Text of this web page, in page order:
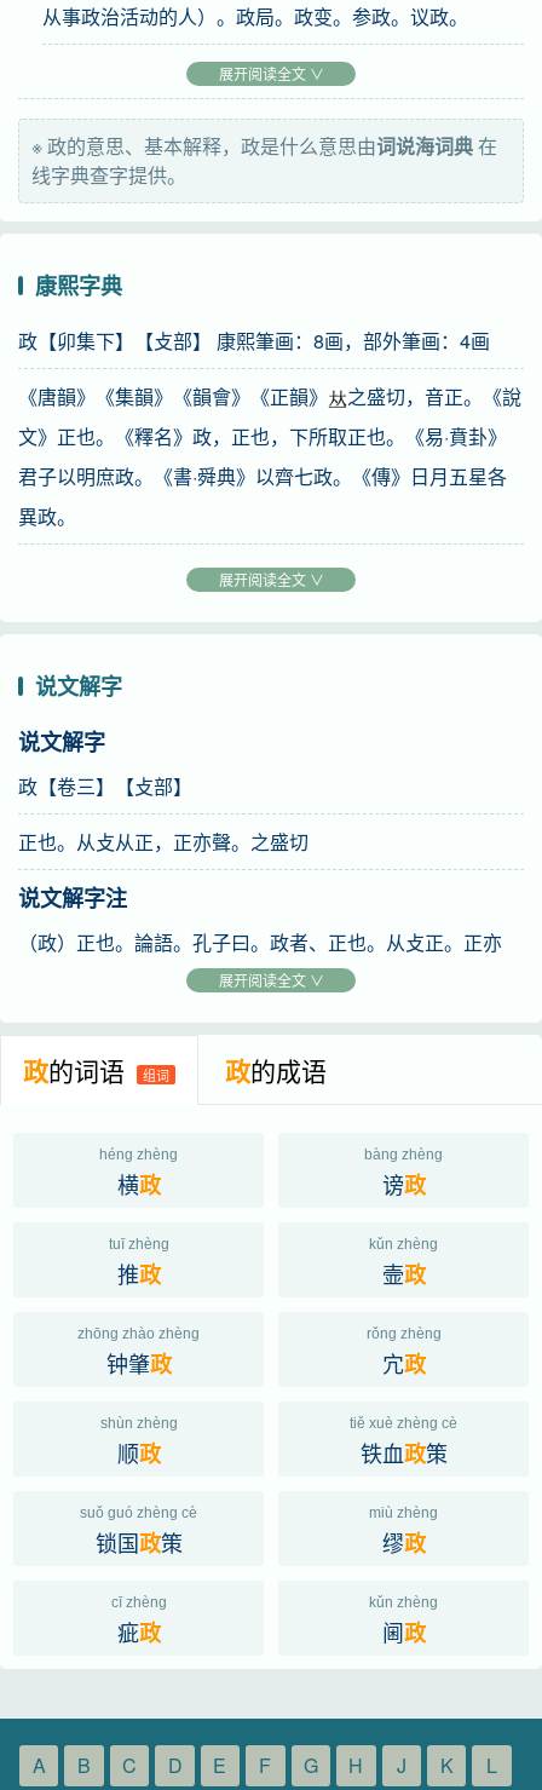
从事政治活动的人）。政局。政变。参政。议政。
⒉ 国家某一部门主管的业务：财政。邮政。民政。
⒊ 家庭或集体生活中的事务：家政。
⒋ 姓。
正
certain administrative aspects of government、politics
造字法
形声：从攵、正声
English
government, political affairs
展开阅读全文 ∨
※ 政的意思、基本解释，政是什么意思由词说海词典在
线字典查字提供。
康熙字典
政【卯集下】【攴部】 康熙筆画：8画，部外筆画：4画
《唐韻》《集韻》《韻會》《正韻》
之盛切，音正。《說
文》正也。《釋名》政，正也，下所取正也。《易·賁卦》
君子以明庶政。《書·舜典》以齊七政。《傳》日月五星各
異政。
《洪範》農用八政。《疏》食爲八政之首，故以農言之。
又《集韻》《韻會》
諸盈切，音征。賦也。通作征。《周
禮·地官·均人》掌均地政。《註》政，讀爲征。地政謂地守
地職之稅也。《說文》从攴作政。政字原从攴作。
展开阅读全文 ∨
说文解字
说文解字
政【卷三】【攴部】
正也。从攴从正，正亦聲。之盛切
说文解字注
（政）正也。論語。孔子曰。政者、正也。从攴正。正亦
聲。之盛切。十一部。
展开阅读全文 ∨
政的词语 组词 政的成语
héng zhèng
横政
bàng zhèng
谤政
tuī zhèng
推政
kǔn zhèng
壸政
zhōng zhào zhèng
钟肇政
rǒng zhèng
宂政
shùn zhèng
顺政
tiě xuè zhèng cè
铁血政策
suǒ guó zhèng cè
锁国政策
miù zhèng
缪政
cī zhèng
疵政
kǔn zhèng
阃政
A B C D E F G H J K L